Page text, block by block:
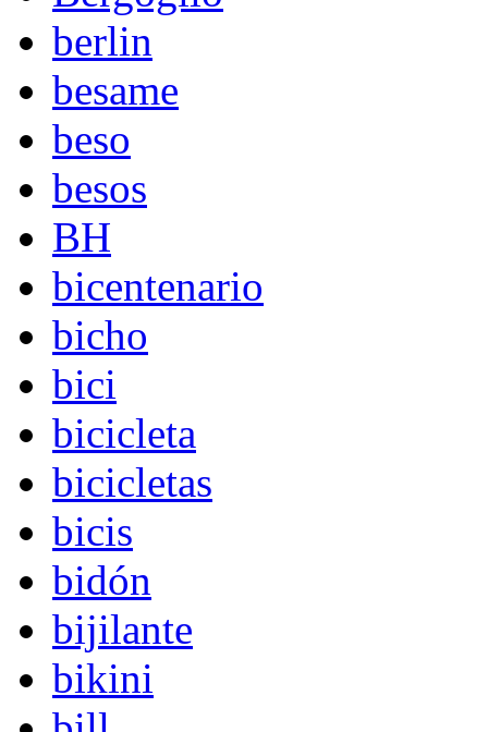
berlin
besame
beso
besos
BH
bicentenario
bicho
bici
bicicleta
bicicletas
bicis
bidón
bijilante
bikini